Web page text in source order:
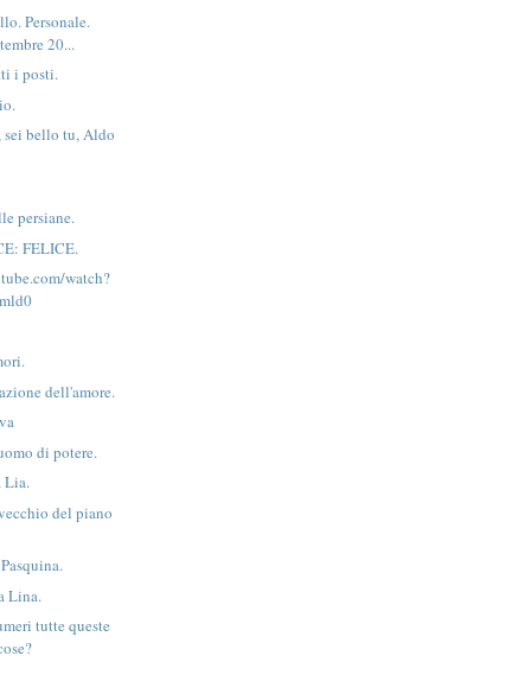
Personale.
20...
i posti.
sei bello tu, Aldo
persiane.
FELICE.
watch?
dell'amore.
di potere.
Lia.
del piano
Lina.
tutte queste